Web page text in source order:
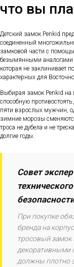
что вы
Детский замок Penkid
соединенный
замковой части с
безымянными аналогами
которая не заклинивает
характерных для
Выбирая замок Penkid на
способную
пяти взрослых мужчин,
зимние морозы
троса не дубела и не
долгие годы.
Совет
При покупке
бренда на
тросовый замок
декоративными
должны плотно